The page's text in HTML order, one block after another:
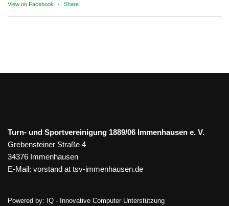
View on Facebook · Share
Turn- und Sportvereinigung 1889/06 Immenhausen e. V.
Grebensteiner Straße 4
34376 Immenhausen
E-Mail: vorstand at tsv-immenhausen.de
Powered by: IQ - Innovative Computer Unterstützung